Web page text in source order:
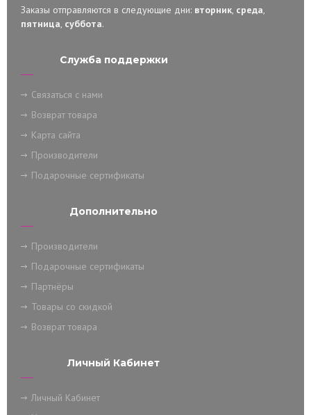
Заказы отправляются в следующие дни: вторник, среда,
пятница, суббота.
Служба поддержки
Связаться с нами
Возврат товара
Карта сайта
Производители
Подарочные сертификаты
Дополнительно
Производители
Подарочные сертификаты
Партнёры
Товары со скидкой
Возврат товара
Личный Кабинет
Личный Кабинет